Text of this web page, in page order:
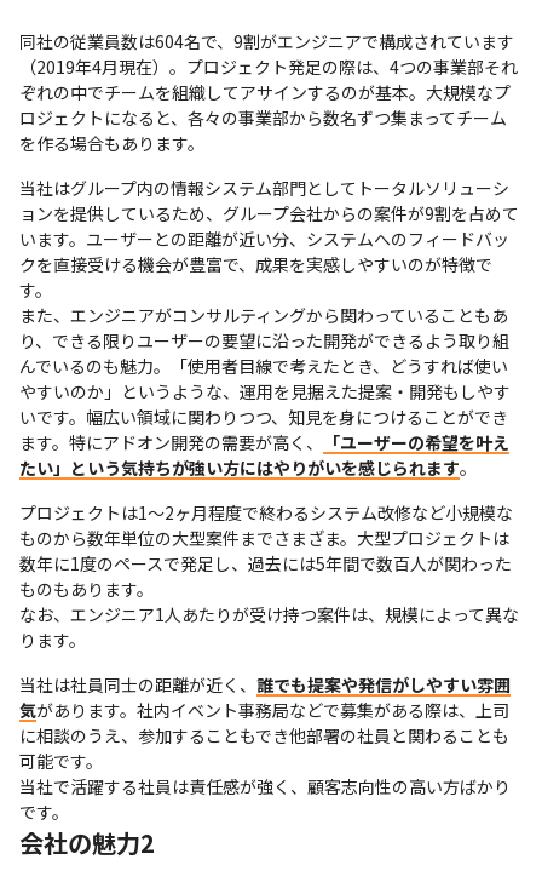
同社の従業員数は604名で、9割がエンジニアで構成されています
（2019年4月現在）。プロジェクト発足の際は、4つの事業部それ
ぞれの中でチームを組織してアサインするのが基本。大規模なプ
ロジェクトになると、各々の事業部から数名ずつ集まってチーム
を作る場合もあります。
当社はグループ内の情報システム部門としてトータルソリューシ
ョンを提供しているため、グループ会社からの案件が9割を占めて
います。ユーザーとの距離が近い分、システムへのフィードバッ
クを直接受ける機会が豊富で、成果を実感しやすいのが特徴で
す。
また、エンジニアがコンサルティングから関わっていることもあ
り、できる限りユーザーの要望に沿った開発ができるよう取り組
んでいるのも魅力。「使用者目線で考えたとき、どうすれば使い
やすいのか」というような、運用を見据えた提案・開発もしやす
いです。幅広い領域に関わりつつ、知見を身につけることができ
ます。特にアドオン開発の需要が高く、
「ユーザーの希望を叶え
たい」という気持ちが強い方にはやりがいを感じられます。
プロジェクトは1～2ヶ月程度で終わるシステム改修など小規模な
ものから数年単位の大型案件までさまざま。大型プロジェクトは
数年に1度のペースで発足し、過去には5年間で数百人が関わった
ものもあります。
なお、エンジニア1人あたりが受け持つ案件は、規模によって異な
ります。
当社は社員同士の距離が近く、 誰でも提案や発信がしやすい雰囲
気があります。社内イベント事務局などで募集がある際は、上司
に相談のうえ、参加することもでき他部署の社員と関わることも
可能です。
当社で活躍する社員は責任感が強く、顧客志向性の高い方ばかり
です。
会社の魅力2